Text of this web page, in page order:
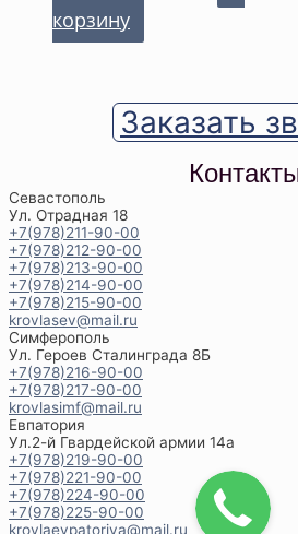
корзину
Заказать
Севастополь
Ул. Отрадная 18
+7(978)211-90-00
+7(978)212-90-00
+7(978)213-90-00
+7(978)214-90-00
+7(978)215-90-00
krovlasev@mail.ru
Симферополь
Ул. Героев Сталинграда 8Б
+7(978)216-90-00
+7(978)217-90-00
krovlasimf@mail.ru
Евпатория
Ул.2-й Гвардейской армии 14а
+7(978)219-90-00
+7(978)221-90-00
+7(978)224-90-00
+7(978)225-90-00
krovlaevpatoriya@mail.ru